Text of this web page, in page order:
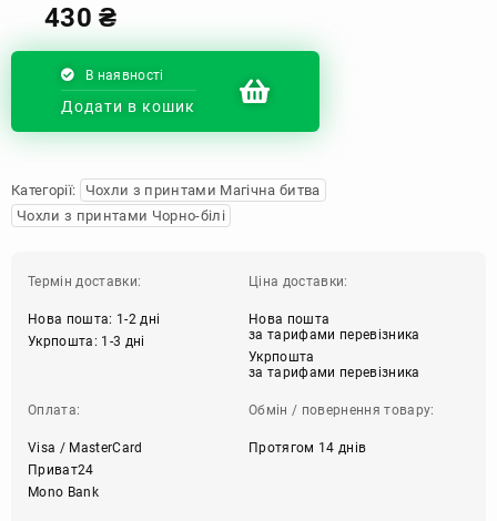
430₴
В наявності
Додати в кошик
Категорії:
Чохли з принтами Магічна битва
Чохли з принтами Чорно-білі
Термін доставки:
Нова пошта: 1-2 дні
Укрпошта: 1-3 дні
Ціна доставки:
Нова пошта
за тарифами перевізника
Укрпошта
за тарифами перевізника
Оплата:
Visa / MasterCard
Приват24
Mono Bank
Обмін / повернення товару:
Протягом 14 днів